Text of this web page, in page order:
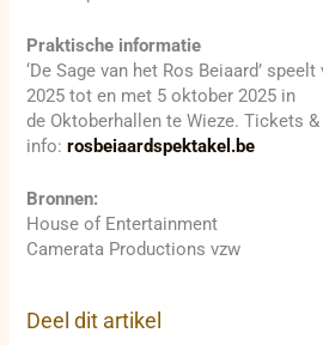
Praktische informatie
‘De Sage van het Ros Beiaard’
2025 tot en met 5 oktober 2025 in
de Oktoberhallen te Wieze. Tickets &
info:rosbeiaardspektakel.be
Bronnen:
House of Entertainment
Camerata Productions vzw
Deel dit artikel